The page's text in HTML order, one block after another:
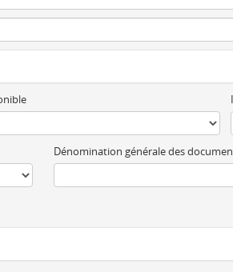
Dénomination générale des